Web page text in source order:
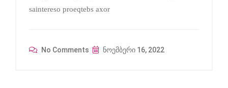
saintereso proeqtebs axor
No Comments ნოემბერი 16, 2022